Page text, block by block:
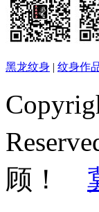
黑龙纹身 | 纹身作
顾！